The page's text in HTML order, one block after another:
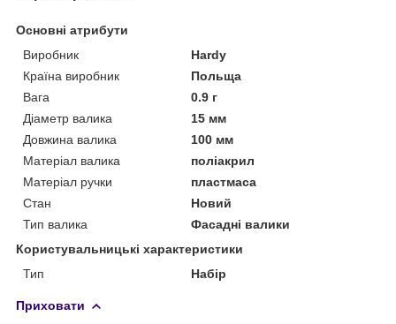
Основні атрибути
Виробник
Hardy
Країна виробник
Польща
Вага
0.9 г
Діаметр валика
15 мм
Довжина валика
100 мм
Матеріал валика
поліакрил
Матеріал ручки
пластмаса
Стан
Новий
Тип валика
Фасадні валики
Користувальницькі характеристики
Тип
Набір
Приховати